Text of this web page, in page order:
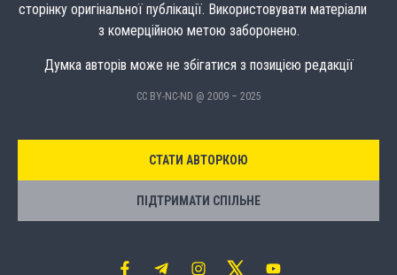
сторінку оригінальної публікації. Використовувати матеріали
з комерційною метою заборонено.
Думка авторів може не збігатися з позицією редакції
CC BY-NC-ND @ 2009 – 2025
СТАТИ АВТОРКОЮ
ПІДТРИМАТИ СПІЛЬНЕ